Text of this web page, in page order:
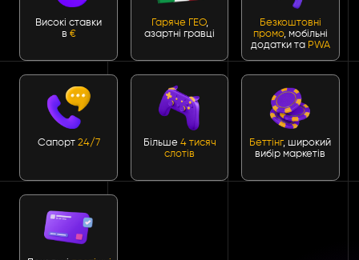
Високі ставки
в €
Гаряче ГЕО,
азартні гравці
Безкоштовні
промо, мобільні
додатки та PWA
Сапорт 24/7 Більше 4 тисяч
слотів
Беттінг, широкий
вибір маркетів